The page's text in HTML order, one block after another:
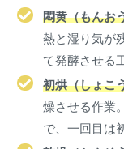
悶黄（もんお
熱と湿り気が
て発酵させる
初烘（しょこ
燥させる作業
で、一回目は